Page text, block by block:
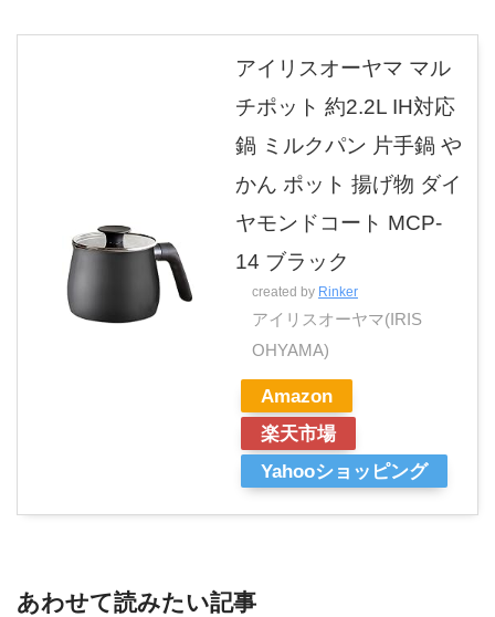
アイリスオーヤマ マル
チポット 約2.2L IH対応
鍋 ミルクパン 片手鍋 や
かん ポット 揚げ物 ダイ
ヤモンドコート MCP-
14 ブラック
created by Rinker
アイリスオーヤマ(IRIS
OHYAMA)
Amazon
楽天市場
Yahooショッピング
あわせて読みたい記事